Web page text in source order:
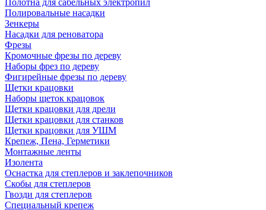
Полотна для сабельных электропил
Полировальные насадки
Зенкеры
Насадки для реноватора
Фрезы
Кромочные фрезы по дереву
Наборы фрез по дереву
Фигирейные фрезы по дереву
Щетки крацовки
Наборы щеток крацовок
Щетки крацовки для дрели
Щетки крацовки для станков
Щетки крацовки для УШМ
Крепеж, Пена, Герметики
Монтажные ленты
Изолента
Оснастка для степлеров и заклепочников
Скобы для степлеров
Гвозди для степлеров
Специальный крепеж